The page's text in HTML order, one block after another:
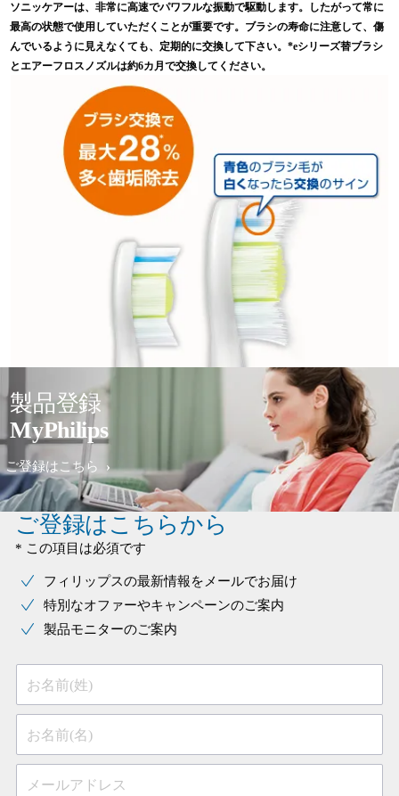
ソニッケアーは、非常に高速でパワフルな振動で駆動します。したがって常に
最高の状態で使用していただくことが重要です。ブラシの寿命に注意して、傷
んでいるように見えなくても、定期的に交換して下さい。*eシリーズ替ブラシ
とエアーフロスノズルは約6カ月で交換してください。
製品登録
MyPhilips
ご登録はこちら
ご登録はこちらから
* この項目は必須です
フィリップスの最新情報をメールでお届け
特別なオファーやキャンペーンのご案内
製品モニターのご案内
お名前(姓)
お名前(名)
メールアドレス